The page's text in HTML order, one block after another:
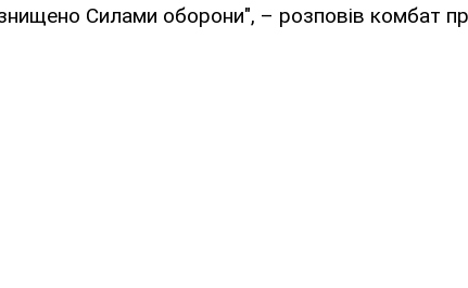
Силами оборони", – розповів комбат